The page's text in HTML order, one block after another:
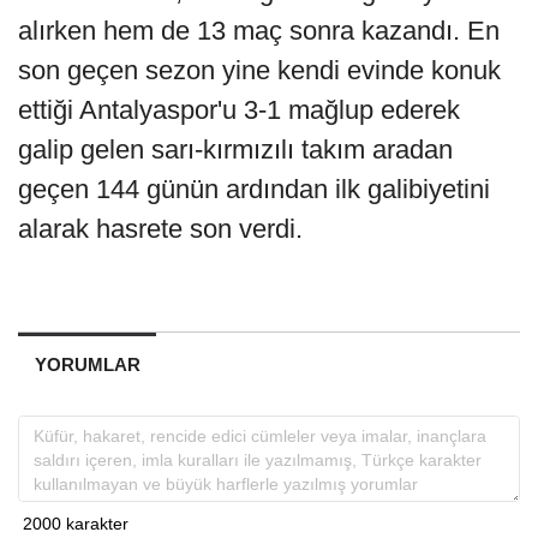
alırken hem de 13 maç sonra kazandı. En
son geçen sezon yine kendi evinde konuk
ettiği Antalyaspor'u 3-1 mağlup ederek
galip gelen sarı-kırmızılı takım aradan
geçen 144 günün ardından ilk galibiyetini
alarak hasrete son verdi.
YORUMLAR